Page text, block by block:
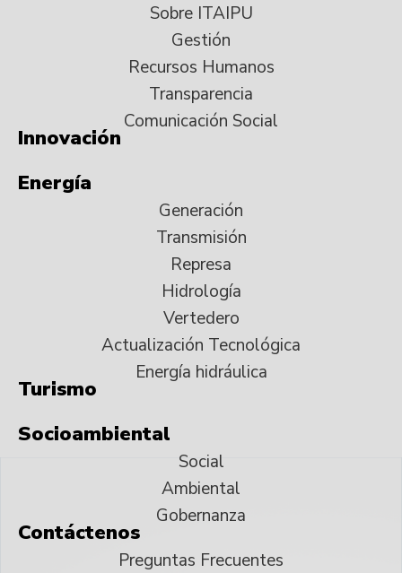
Sobre ITAIPU
Gestión
Recursos Humanos
Transparencia
Comunicación Social
Innovación
Energía
Generación
Transmisión
Represa
Hidrología
Vertedero
Actualización Tecnológica
Energía hidráulica
Turismo
Socioambiental
Social
Ambiental
Gobernanza
Contáctenos
Preguntas Frecuentes